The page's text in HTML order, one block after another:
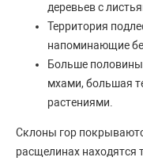
деревьев с
Территория
напоминающие
Больше
мхами, большая
растениями.
Склоны гор
расщелинах